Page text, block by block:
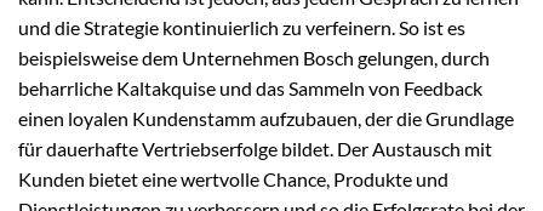
und die Strategie kontinuierlich zu verfeinern. So ist es
beispielsweise dem Unternehmen Bosch gelungen, durch
beharrliche Kaltakquise und das Sammeln von Feedback
einen loyalen Kundenstamm aufzubauen, der die Grundlage
für dauerhafte Vertriebserfolge bildet. Der Austausch mit
Kunden bietet eine wertvolle Chance, Produkte und